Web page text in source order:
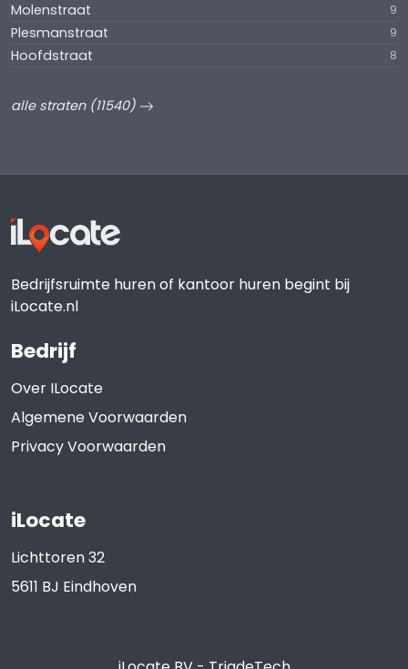
Molenstraat 9
Plesmanstraat 9
Hoofdstraat 8
alle straten (11540)
Bedrijfsruimte huren of kantoor huren begint bij
iLocate.nl
Bedrijf
Over ILocate
Algemene Voorwaarden
Privacy Voorwaarden
iLocate
Lichttoren 32
5611 BJ Eindhoven